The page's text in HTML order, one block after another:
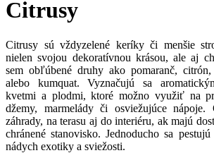
Citrusy
Citrusy sú vždyzelené keríky či menšie
nielen svojou dekoratívnou krásou, ale aj
sem obľúbené druhy ako pomaranč, citrón,
alebo kumquat. Vyznačujú sa
kvetmi a plodmi, ktoré možno využiť na
džemy, marmelády či osviežujúce
záhrady, na terasu aj do interiéru, ak majú
chránené stanovisko. Jednoducho sa
nádych exotiky a sviežosti.